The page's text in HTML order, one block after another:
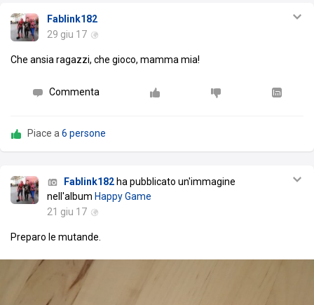
Fablink182
29 giu 17
Che ansia ragazzi, che gioco, mamma mia!
Commenta
Piace a6 persone
Fablink182 ha pubblicato un'immagine
nell'album Happy Game
21 giu 17
Preparo le mutande.